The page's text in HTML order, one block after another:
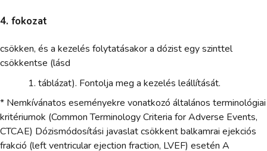
4. fokozat
csökken, és a kezelés folytatásakor a dózist egy szinttel
csökkentse (lásd
táblázat). Fontolja meg a kezelés leállítását.
* Nemkívánatos eseményekre vonatkozó általános terminológiai
kritériumok (Common Terminology Criteria for Adverse Events,
CTCAE) Dózismódosítási javaslat csökkent balkamrai ejekciós
frakció (left ventricular ejection fraction, LVEF) esetén A